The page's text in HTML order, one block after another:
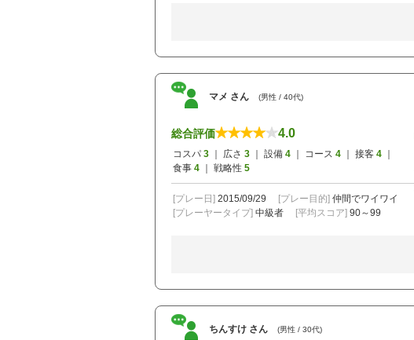
マメ さん (男性 / 40代)
総合評価 4.0
コスパ 3 ｜ 広さ 3 ｜ 設備 4 ｜ コース 4 ｜ 接客 4
食事 4 ｜ 戦略性 5
[プレー日] 2015/09/29 [プレー目的] 仲間でワイワイ
[プレーヤータイプ] 中級者 [平均スコア] 90～99
ちんすけ さん (男性 / 30代)